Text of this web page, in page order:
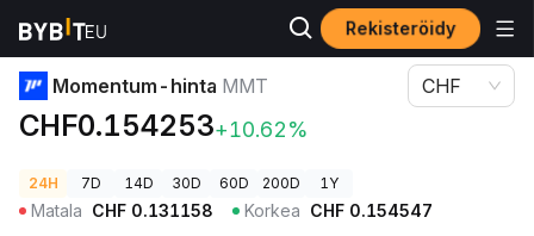
Rekisteröidy
Kryptohinnat
Momentum-hinta MMT
CHF0.154253+10.62%
CHF
24H 7D 14D 30D 60D 200D 1Y
Matala CHF 0.131158 Korkea CHF 0.154547